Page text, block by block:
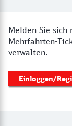
Melden Sie sich
Mehrfahrten-
verwalten.
Einloggen/